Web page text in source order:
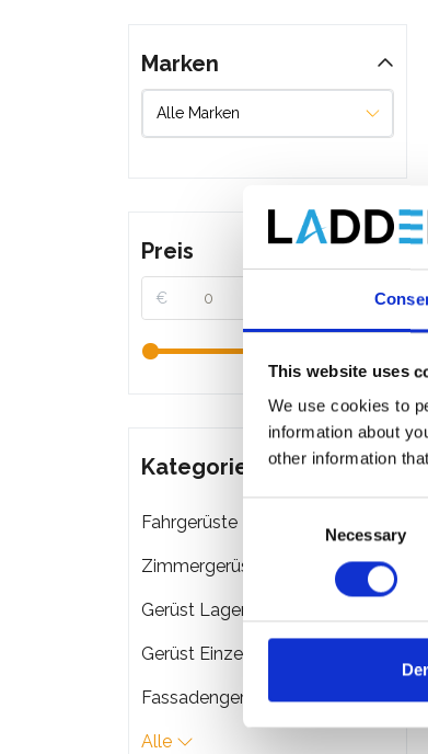
This website uses
We use cookies to
information about
other information
Necessary
Marken
Preis
€
Kategorien
Fahrgerüste
Zimmergerüste
Gerüst Lagerung & Transport
Gerüst Einzelteile
Fassadengerüste
Alle